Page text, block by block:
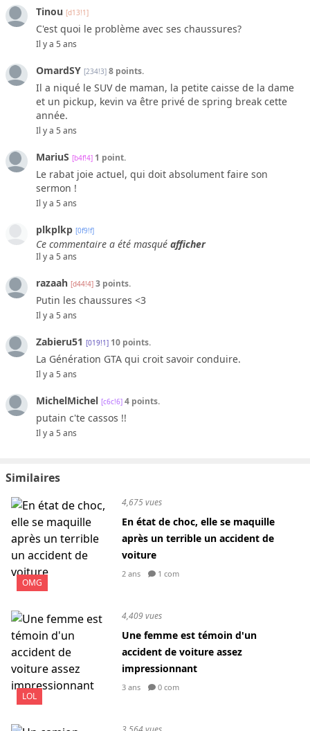
Tinou [d13!1]
C'est quoi le problème avec ses chaussures?
Il y a 5 ans
OmardSY [234!3] 8 points.
Il a niqué le SUV de maman, la petite caisse de la dame
et un pickup, kevin va être privé de spring break cette
année.
Il y a 5 ans
MariuS [b4f!4] 1 point.
Le rabat joie actuel, qui doit absolument faire son
sermon !
Il y a 5 ans
plkplkp [0f9!f]
Ce commentaire a été masqué afficher
Il y a 5 ans
razaah [d44!4] 3 points.
Putin les chaussures <3
Il y a 5 ans
Zabieru51 [019!1] 10 points.
La Génération GTA qui croit savoir conduire.
Il y a 5 ans
MichelMichel [c6c!6] 4 points.
putain c'te cassos !!
Il y a 5 ans
Similaires
OMG
4,675 vues
En état de choc, elle se maquille
après un terrible un accident de
voiture
2 ans 1 com
LOL
4,409 vues
Une femme est témoin d'un
accident de voiture assez
impressionnant
3 ans 0 com